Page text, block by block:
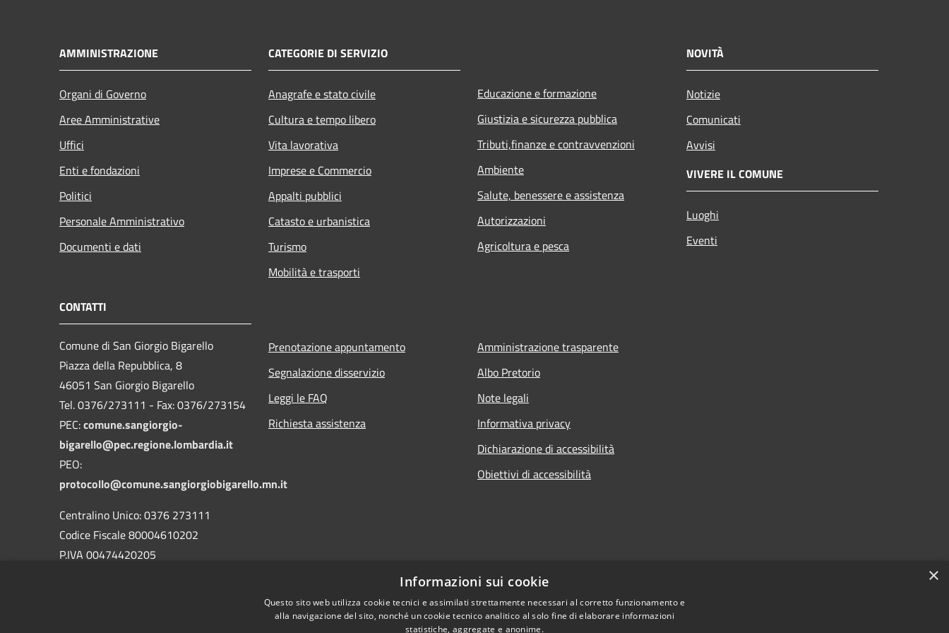
AMMINISTRAZIONE
Organi di Governo
Aree Amministrative
Uffici
Enti e fondazioni
Politici
Personale Amministrativo
Documenti e dati
CATEGORIE DI SERVIZIO
Anagrafe e stato civile
Cultura e tempo libero
Vita lavorativa
Imprese e Commercio
Appalti pubblici
Catasto e urbanistica
Turismo
Mobilità e trasporti
Educazione e formazione
Giustizia e sicurezza pubblica
Tributi,finanze e contravvenzioni
Ambiente
Salute, benessere e assistenza
Autorizzazioni
Agricoltura e pesca
NOVITÀ
Notizie
Comunicati
Avvisi
VIVERE IL COMUNE
Luoghi
Eventi
CONTATTI
Comune di San Giorgio Bigarello
Piazza della Repubblica, 8
46051 San Giorgio Bigarello
Tel. 0376/273111 - Fax: 0376/273154
PEC:comune.sangiorgio-
bigarello@pec.regione.lombardia.it
PEO:
protocollo@comune.sangiorgiobigarello.mn.it
Centralino Unico: 0376 273111
Codice Fiscale 80004610202
P.IVA 00474420205
Prenotazione appuntamento
Segnalazione disservizio
Leggi le FAQ
Richiesta assistenza
Amministrazione trasparente
Albo Pretorio
Note legali
Informativa privacy
Dichiarazione di accessibilità
Obiettivi di accessibilità
×
Informazioni sui cookie
Questo sito web utilizza cookie tecnici e assimilati strettamente necessari al corretto funzionamento e
alla navigazione del sito, nonché un cookie tecnico analitico al solo fine di elaborare informazioni
statistiche, aggregate e anonime.